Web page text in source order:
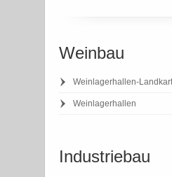
Weinbau
Weinlagerhallen-
Weinlagerhallen
Industriebau